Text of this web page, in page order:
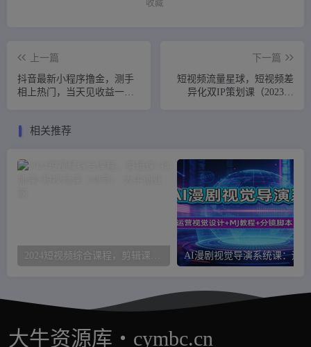
收藏
上一篇
抖音最新小程序撸金，测手
相上热门，当天见收益一小
下一篇
短视频流量星球，短视频差
异化双IP策划课（2023新
相关推荐
大牛资源库・cymbc.cn